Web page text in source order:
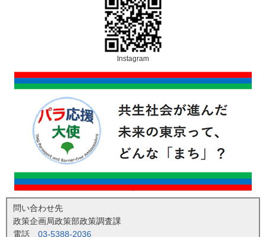
Instagram
問い合わせ先
政策企画局政策部政策調査課
電話 03-5388-2036